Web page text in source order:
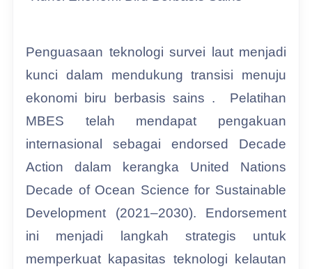
Penguasaan teknologi survei laut menjadi
kunci dalam mendukung transisi menuju
ekonomi biru berbasis sains . Pelatihan
MBES telah mendapat pengakuan
internasional sebagai endorsed Decade
Action dalam kerangka United Nations
Decade of Ocean Science for Sustainable
Development (2021–2030). Endorsement
ini menjadi langkah strategis untuk
memperkuat kapasitas teknologi kelautan